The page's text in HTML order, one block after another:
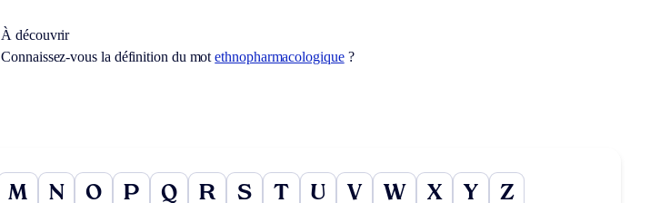
À découvrir
Connaissez-vous la définition du motethnopharmacologique?
M N O P Q R S T U V W X Y Z